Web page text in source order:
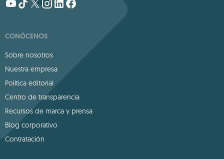
CONÓCENOS
Sobre nosotros
Nuestra empresa
Política editorial
Centro de transparencia
Recursos de marca y prensa
Blog corporativo
Contratación